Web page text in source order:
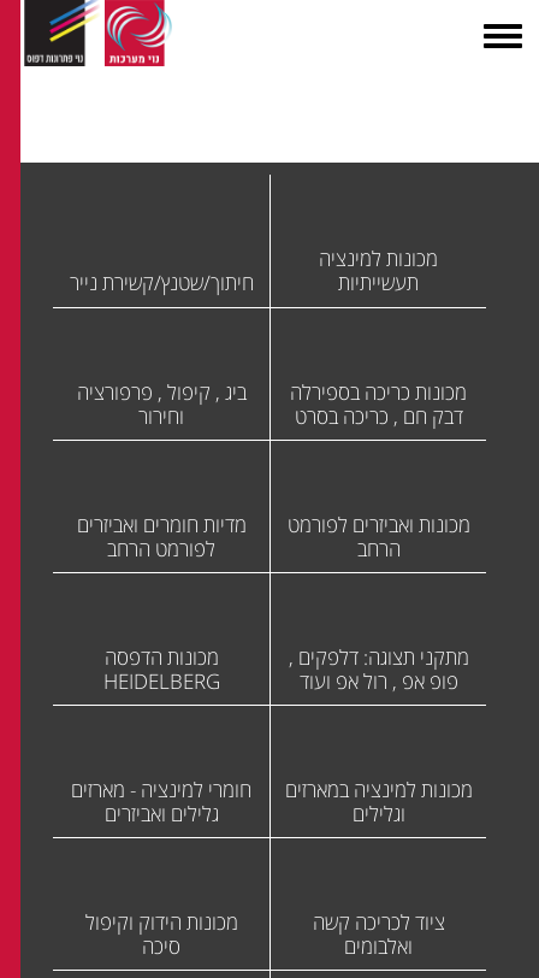
מכונות למינציה
תעשייתיות
חיתוך/שטנץ/קשירת נייר
מכונות כריכה בספירלה
דבק חם , כריכה בסרט
ביג , קיפול , פרפורציה
וחירור
מכונות ואביזרים לפורמט
הרחב
מדיות חומרים ואביזרים
לפורמט הרחב
מתקני תצוגה: דלפקים ,
פופ אפ , רול אפ ועוד
מכונות הדפסה
HEIDELBERG
מכונות למינציה במארזים
וגלילים
חומרי למינציה - מארזים
גלילים ואביזרים
ציוד לכריכה קשה
ואלבומים
מכונות הידוק וקיפול
סיכה